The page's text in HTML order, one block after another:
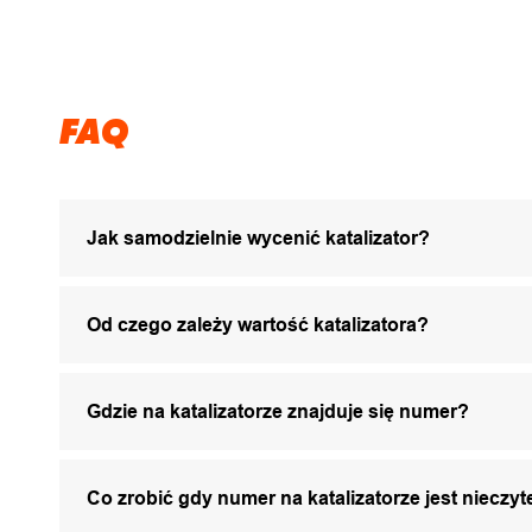
FAQ
Jak samodzielnie wycenić katalizator?
Od czego zależy wartość katalizatora?
Gdzie na katalizatorze znajduje się numer?
Co zrobić gdy numer na katalizatorze jest